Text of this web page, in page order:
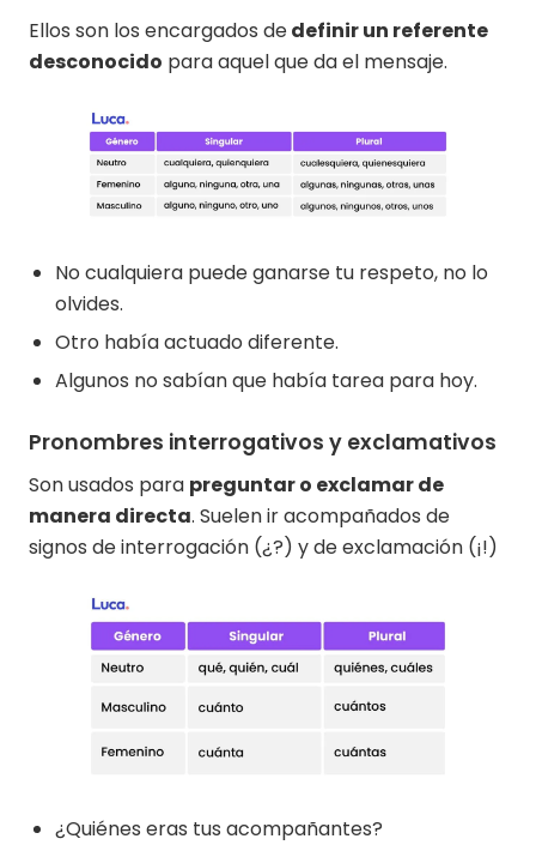
Ellos son los encargados dedefinir un referente
desconocido para aquel que da el mensaje.
No cualquiera puede ganarse tu respeto, no lo
olvides.
Otro había actuado diferente.
Algunos no sabían que había tarea para hoy.
Pronombres interrogativos y exclamativos
Son usados para preguntar o exclamar de
manera directa. Suelen ir acompañados de
signos de interrogación (¿?) y de exclamación (¡!)
¿Quiénes eras tus acompañantes?